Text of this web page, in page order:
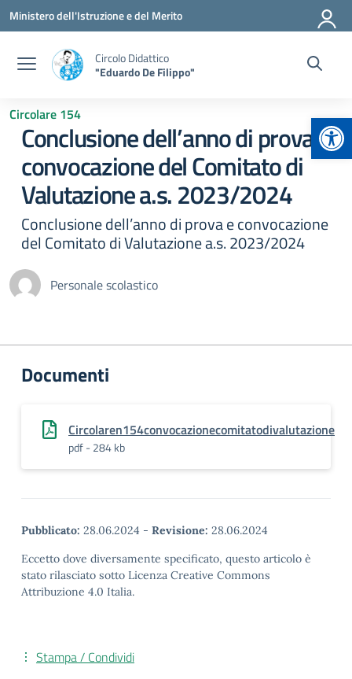
Vai ai contenuti
Vai al menu di navigazione
Vai al footer
Ministero dell'Istruzione e del Merito
Circolo Didattico
"Eduardo De Filippo"
Circolare 154
Conclusione dell’anno di prova e
convocazione del Comitato di
Valutazione a.s. 2023/2024
Conclusione dell’anno di prova e convocazione
del Comitato di Valutazione a.s. 2023/2024
Personale scolastico
Documenti
Circolaren154convocazionecomitatodivalutazione
pdf - 284 kb
Pubblicato: 28.06.2024 - Revisione: 28.06.2024
Eccetto dove diversamente specificato, questo articolo è
stato rilasciato sotto Licenza Creative Commons
Attribuzione 4.0 Italia.
Stampa / Condividi